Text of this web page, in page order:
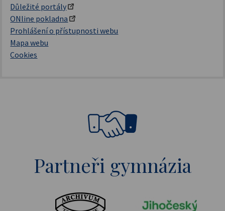
Důležité portály
ONline pokladna
Prohlášení o přístupnosti webu
Mapa webu
Cookies
Partneři gymnázia